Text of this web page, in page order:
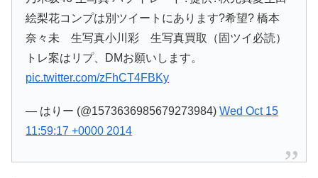
絵梨花コンプは別ツイートにあります?希望? 橋本
奈々未 生写真小川彩 生写真買取（固ツイ必読）
トレ案はリプ、DMお願いします。
pic.twitter.com/zFhCT4FBKy
— はりー (@1573636985679273984)Wed Oct 15
11:59:17 +0000 2014